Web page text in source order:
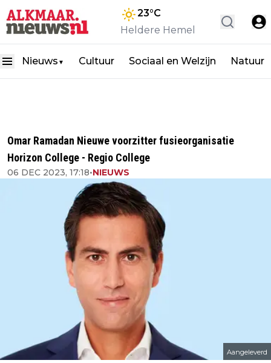
23°C
Heldere Hemel
Nieuws ▼ Cultuur Sociaal en Welzijn Natuur
Omar Ramadan Nieuwe voorzitter fusieorganisatie
Horizon College - Regio College
06 DEC 2023, 17:18•NIEUWS
Aangeleverd